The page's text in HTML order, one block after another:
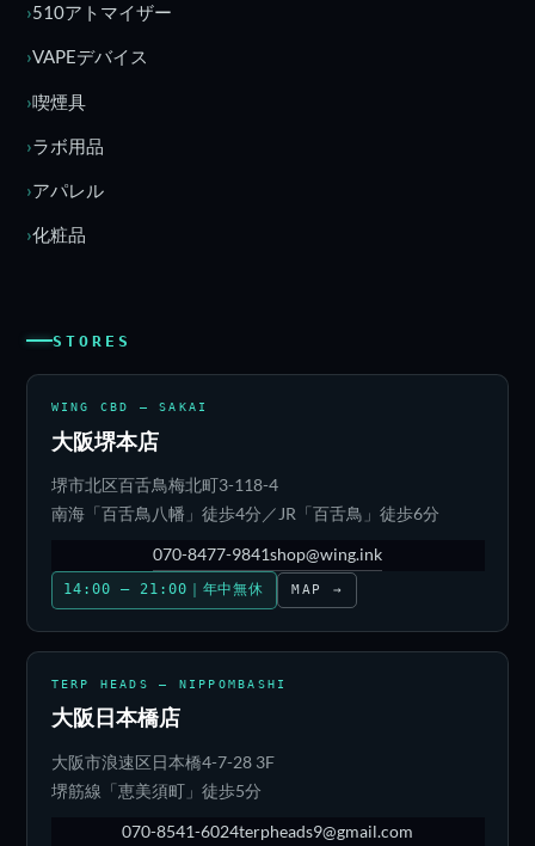
510アトマイザー
VAPEデバイス
喫煙具
ラボ用品
アパレル
化粧品
STORES
WING CBD — SAKAI
大阪堺本店
堺市北区百舌鳥梅北町3-118-4
南海「百舌鳥八幡」徒歩4分／JR「百舌鳥」徒歩6分
070-8477-9841shop@wing.ink
14:00 – 21:00｜年中無休 MAP →
TERP HEADS — NIPPOMBASHI
大阪日本橋店
大阪市浪速区日本橋4-7-28 3F
堺筋線「恵美須町」徒歩5分
070-8541-6024terpheads9@gmail.com